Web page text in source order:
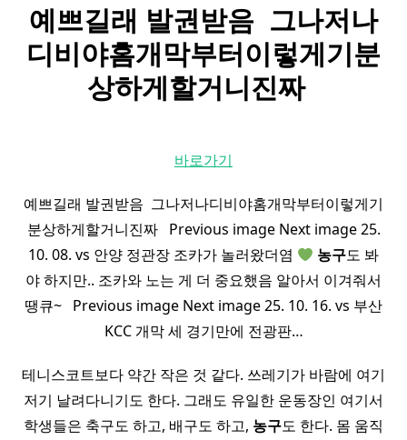
예쁘길래 발권받음 ​ 그나저나
디비야홈개막부터이렇게기분
상하게할거니진짜 ​ ​
바로가기
예쁘길래 발권받음 ​ 그나저나디비야홈개막부터이렇게기
분상하게할거니진짜 ​ ​ Previous image Next image 25.
10. 08. vs 안양 정관장 조카가 놀러왔더염
농구도 봐
야 하지만.. 조카와 노는 게 더 중요했음 알아서 이겨줘서
땡큐~ ​ ​ Previous image Next image 25. 10. 16. vs 부산
KCC 개막 세 경기만에 전광판…
테니스코트보다 약간 작은 것 같다. 쓰레기가 바람에 여기
저기 날려다니기도 한다. 그래도 유일한 운동장인 여기서
학생들은 축구도 하고, 배구도 하고, 농구도 한다. 몸 움직